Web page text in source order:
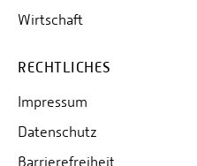
Wirtschaft
RECHTLICHES
Impressum
Datenschutz
Barrierefreiheit